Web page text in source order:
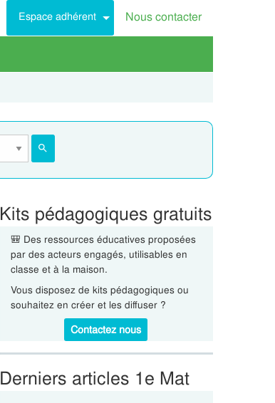
Espace adhérent Nous contacter
Kits pédagogiques gratuits
🎒 Des ressources éducatives proposées
par des acteurs engagés, utilisables en
classe et à la maison.
Vous disposez de kits pédagogiques ou
souhaitez en créer et les diffuser ?
Contactez nous
Derniers articles 1e Mat